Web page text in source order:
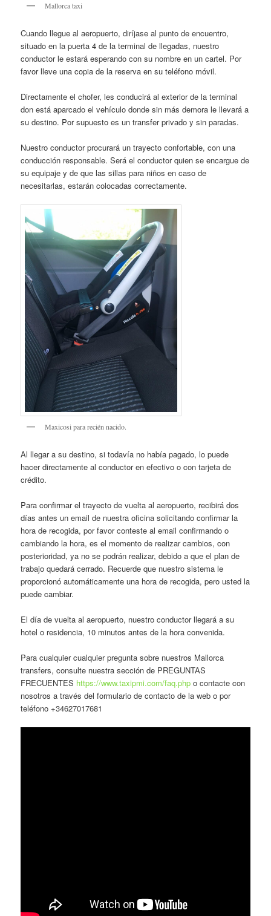
Mallorca taxi
Cuando llegue al aeropuerto, diríjase al punto de encuentro,
situado en la puerta 4 de la terminal de llegadas, nuestro
conductor le estará esperando con su nombre en un cartel. Por
favor lleve una copia de la reserva en su teléfono móvil.
Directamente el chofer, les conducirá al exterior de la terminal
don está aparcado el vehículo donde sin más demora le llevará a
su destino. Por supuesto es un transfer privado y sin paradas.
Nuestro conductor procurará un trayecto confortable, con una
conducción responsable. Será el conductor quien se encargue de
su equipaje y de que las sillas para niños en caso de
necesitarlas, estarán colocadas correctamente.
Maxicosi para recién nacido.
Al llegar a su destino, si todavía no había pagado, lo puede
hacer directamente al conductor en efectivo o con tarjeta de
crédito.
Para confirmar el trayecto de vuelta al aeropuerto, recibirá dos
días antes un email de nuestra oficina solicitando confirmar la
hora de recogida, por favor conteste al email confirmando o
cambiando la hora, es el momento de realizar cambios, con
posterioridad, ya no se podrán realizar, debido a que el plan de
trabajo quedará cerrado. Recuerde que nuestro sistema le
proporcionó automáticamente una hora de recogida, pero usted la
puede cambiar.
El día de vuelta al aeropuerto, nuestro conductor llegará a su
hotel o residencia, 10 minutos antes de la hora convenida.
Para cualquier cualquier pregunta sobre nuestros Mallorca
transfers, consulte nuestra sección de PREGUNTAS
FRECUENTES https://www.taxipmi.com/faq.php o contacte con
nosotros a través del formulario de contacto de la web o por
teléfono +34627017681